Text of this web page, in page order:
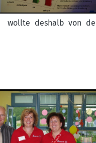
wollte deshalb von